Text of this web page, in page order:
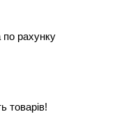
рахунку
товарів!